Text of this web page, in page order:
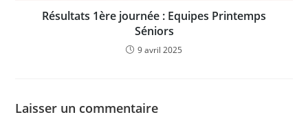
Résultats 1ère journée : Equipes Printemps
Séniors
9 avril 2025
Laisser un commentaire